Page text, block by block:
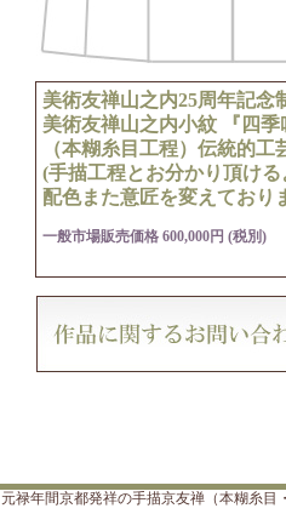
美術友禅山之内25周年記念
美術友禅山之内小紋 『四季
（本糊糸目工程）伝統的工
(手描工程とお分かり頂ける
配色また意匠を変えており
一般市場販売価格 600,000円 (税別)
元禄年間京都発祥の手描京友禅（本糊糸